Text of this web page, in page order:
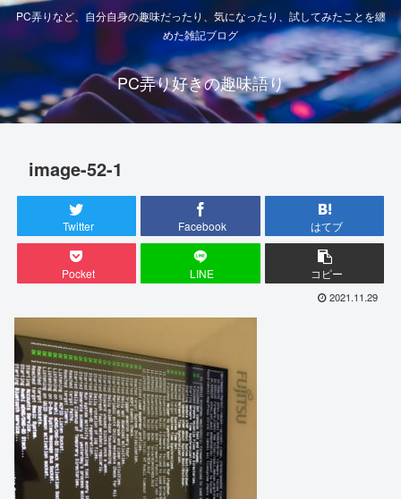
PC弄りなど、自分自身の趣味だったり、気になったり、試してみたことを纏
めた雑記ブログ
PC弄り好きの趣味語り
image-52-1
Twitter Facebook はてブ
Pocket LINE コピー
2021.11.29